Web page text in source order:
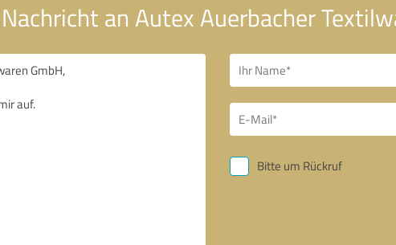
an Autex Auerbacher
Bitte um Rückruf